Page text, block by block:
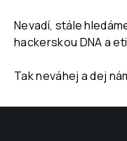
Nevadí, stále
hackerskou DNA a
Tak neváhej a dej